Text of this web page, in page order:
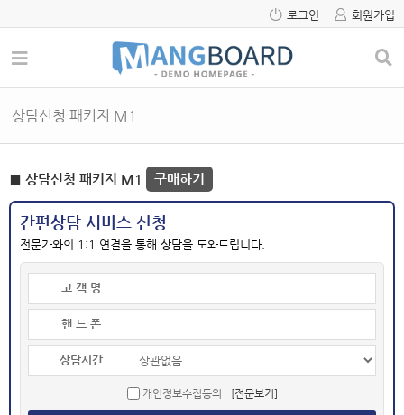
로그인 회원가입
상담신청 패키지 M1
■ 상담신청 패키지 M1 구매하기
간편상담 서비스 신청
전문가와의 1:1 연결을 통해 상담을 도와드립니다.
고 객 명
핸 드 폰
상담시간
개인정보수집동의 [전문보기]